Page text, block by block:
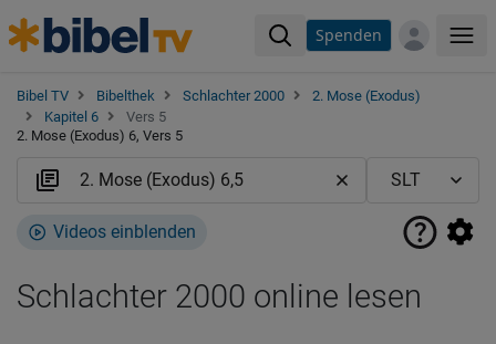
Spenden
Bibel TV Bibelthek Schlachter 2000
2. Mose (Exodus)
Kapitel 6
Vers 5
2. Mose (Exodus) 6, Vers 5
Videos einblenden
Schlachter 2000 online lesen